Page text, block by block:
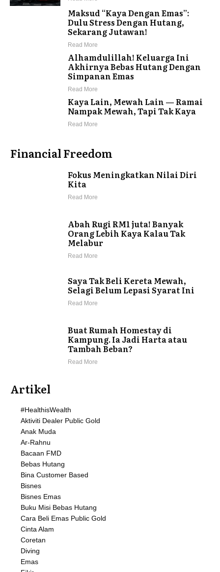
Maksud “Kaya Dengan Emas”:
Dulu Stress Dengan Hutang,
Sekarang Jutawan!
Read More
Alhamdulillah! Keluarga Ini
Akhirnya Bebas Hutang Dengan
Simpanan Emas
Read More
Kaya Lain, Mewah Lain — Ramai
Nampak Mewah, Tapi Tak Kaya
Read More
Financial Freedom
Fokus Meningkatkan Nilai Diri
Kita
Read More
Abah Rugi RM1 juta! Banyak
Orang Lebih Kaya Kalau Tak
Melabur
Read More
Saya Tak Beli Kereta Mewah,
Selagi Belum Lepasi Syarat Ini
Read More
Buat Rumah Homestay di
Kampung. Ia Jadi Harta atau
Tambah Beban?
Read More
Artikel
#HealthisWealth
Aktiviti Dealer Public Gold
Anak Muda
Ar-Rahnu
Bacaan FMD
Bebas Hutang
Bina Customer Based
Bisnes
Bisnes Emas
Buku Misi Bebas Hutang
Cara Beli Emas Public Gold
Cinta Alam
Coretan
Diving
Emas